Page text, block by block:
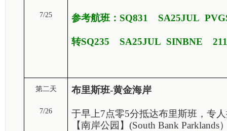
7/25 参考航班：SQ831 SA25JUL
转SQ235 SA25JUL SINBNE
第二天
7/26
布里斯班-黄金海岸
于早上7点零5分抵达布里斯班，专
【南岸公园】(South Bank